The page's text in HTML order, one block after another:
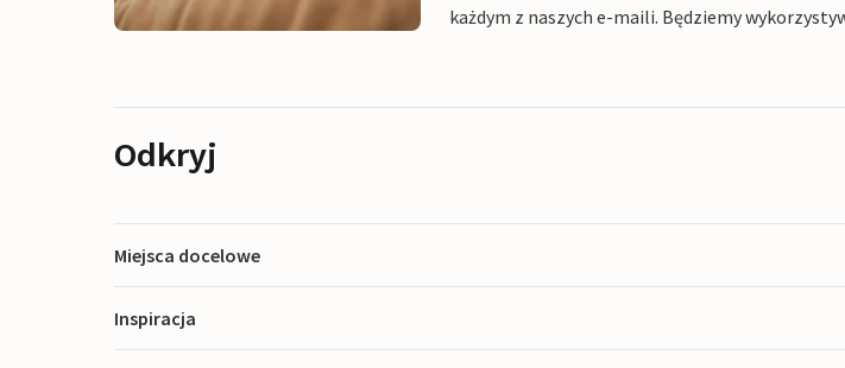
każdym z naszych e-maili. Będziemy
Odkryj
Miejsca docelowe
Inspiracja